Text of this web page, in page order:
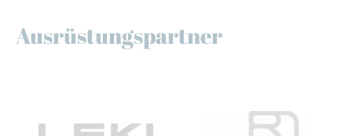
Ausrüstungspartner